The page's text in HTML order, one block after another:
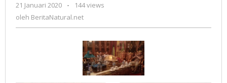
H.
Edwin.
21 Januari 2020
oleh
BeritaNatural.net
-
144 views
oleh BeritaNatural.net